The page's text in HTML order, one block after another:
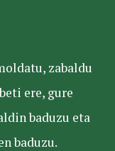
zabaldu
ere, gure
baduzu eta
baduzu.